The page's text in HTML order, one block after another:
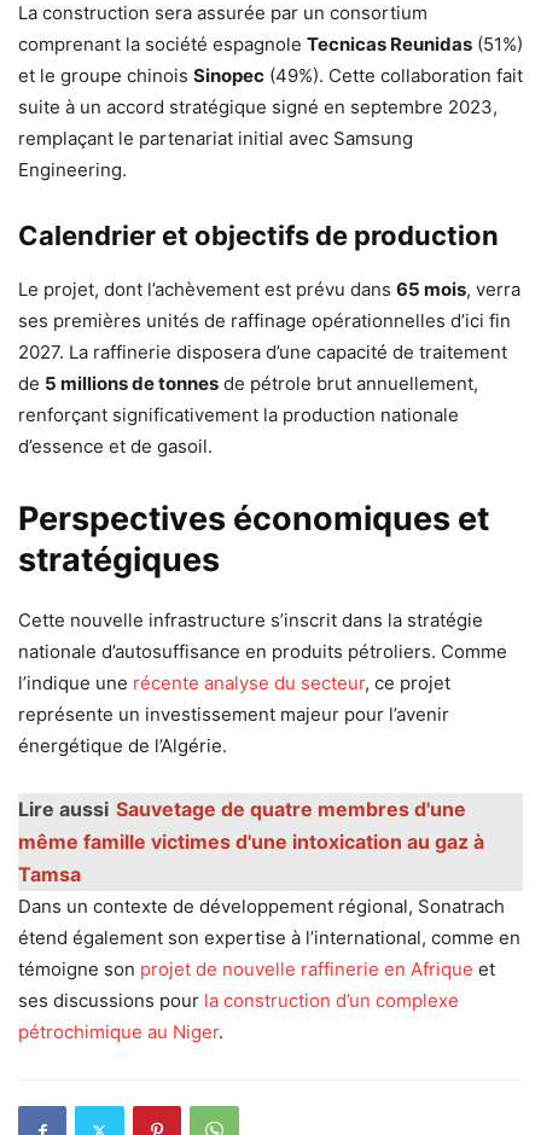
La construction sera assurée par un consortium
comprenant la société espagnole Tecnicas Reunidas (51%)
et le groupe chinois Sinopec (49%). Cette collaboration fait
suite à un accord stratégique signé en septembre 2023,
remplaçant le partenariat initial avec Samsung
Engineering.
Calendrier et objectifs de production
Le projet, dont l’achèvement est prévu dans 65 mois, verra
ses premières unités de raffinage opérationnelles d’ici fin
2027. La raffinerie disposera d’une capacité de traitement
de 5 millions de tonnes de pétrole brut annuellement,
renforçant significativement la production nationale
d’essence et de gasoil.
Perspectives économiques et
stratégiques
Cette nouvelle infrastructure s’inscrit dans la stratégie
nationale d’autosuffisance en produits pétroliers. Comme
l’indique une récente analyse du secteur, ce projet
représente un investissement majeur pour l’avenir
énergétique de l’Algérie.
Lire aussi Sauvetage de quatre membres d'une
même famille victimes d'une intoxication au gaz à
Tamsa
Dans un contexte de développement régional, Sonatrach
étend également son expertise à l’international, comme en
témoigne son projet de nouvelle raffinerie en Afrique et
ses discussions pour la construction d’un complexe
pétrochimique au Niger.